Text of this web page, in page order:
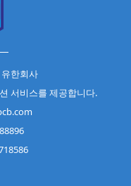
한회사
서비스를 제공합니다.